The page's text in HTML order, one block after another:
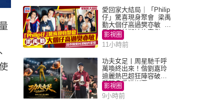
愛回家大結局｜「Philip
仔」驚喜現身聚會 梁禹
勤大個仔高過樊亦敏 超
乖黐實林淑敏許家傑
影視圈
11小時前
功夫女足丨周星馳千呼
萬喚終出來！偕劉嘉玲
迪麗熱巴超狂陣容破天
荒現身香港謝票
影視圈
9小時前